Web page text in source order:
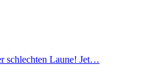
schlechten Laune! Jet…